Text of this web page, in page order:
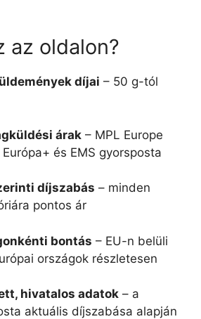
az oldalon?
díjai – 50 g-tól
árak – MPL Europe
és EMS gyorsposta
díjszabás – minden
pontos ár
bontás – EU-n belüli
országok részletesen
hivatalos adatok – a
aktuális díjszabása alapján